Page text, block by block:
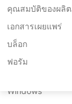
การตรวจสอบกา
ความปลอดภัย
FusionOne
Windows
คุณสมบัติของผลิ
เอกสารเผยแพร่
บล็อก
ฟอรัม